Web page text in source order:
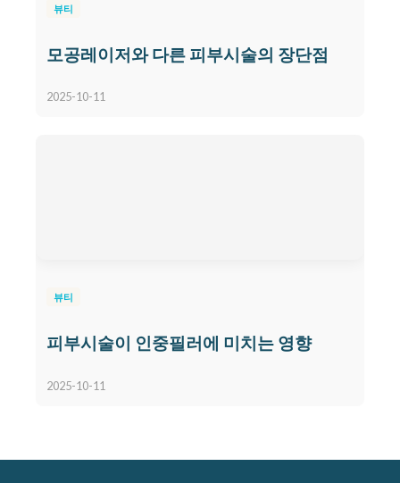
뷰티
모공레이저와 다른 피부시술의 장단점
2025-10-11
뷰티
피부시술이 인중필러에 미치는 영향
2025-10-11